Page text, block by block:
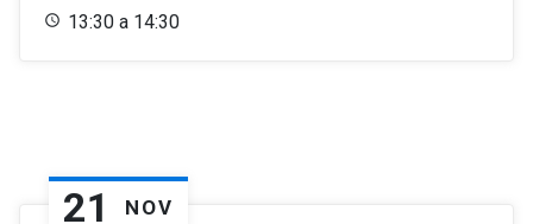
13:30 a 14:30
21 NOV